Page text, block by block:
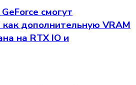
смогут
как дополнительную VRAM
на RTX IO и